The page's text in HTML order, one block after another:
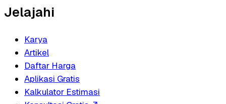
Jelajahi
Karya
Artikel
Daftar Harga
Aplikasi Gratis
Kalkulator Estimasi